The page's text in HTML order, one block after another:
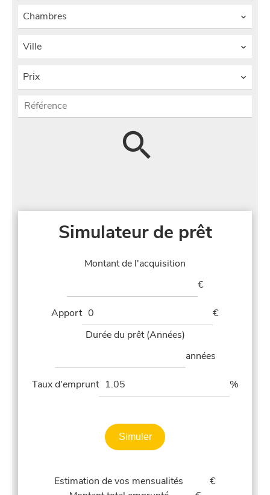
Chambres
Ville
Prix
Simulateur de prêt
Montant de l'acquisition
€
Apport €
Durée du prêt (Années)
années
Taux d'emprunt %
Simuler
Estimation de vos mensualités
€